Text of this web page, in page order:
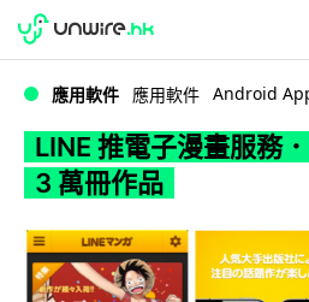
WWDC 2026
應用軟件 應用軟件 Android
LINE 推電子漫畫服務
3 萬冊作品